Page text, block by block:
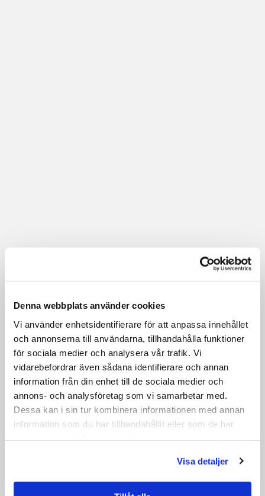
Denna webbplats använder cookies
Vi använder enhetsidentifierare för att anpassa innehållet
och annonserna till användarna, tillhandahålla funktioner
för sociala medier och analysera vår trafik. Vi
vidarebefordrar även sådana identifierare och annan
information från din enhet till de sociala medier och
annons- och analysföretag som vi samarbetar med.
Dessa kan i sin tur kombinera informationen med annan
information som du har tillhandahållit eller som de har
Visa detaljer